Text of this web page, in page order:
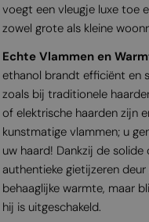
voegt een vleugje luxe toe
zowel grote als kleine
Echte Vlammen en
ethanol brandt efficiënt en
zoals bij traditionele
of elektrische haarden zijn
kunstmatige vlammen; u
uw haard! Dankzij de
authentieke gietijzeren
behaaglijke warmte, maar
hij is uitgeschakeld.